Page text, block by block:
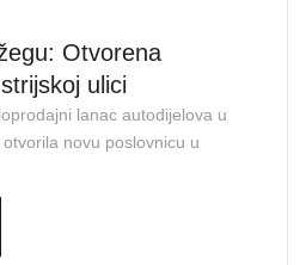
Otvorena
ulici
lanac autodijelova u
novu poslovnicu u